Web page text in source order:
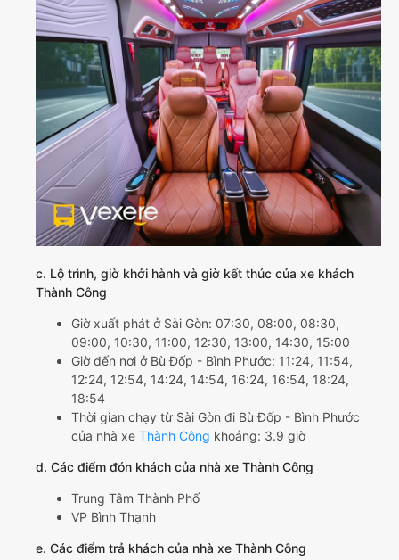
c. Lộ trình, giờ khởi hành và giờ kết thúc của xe khách
Thành Công
Giờ xuất phát ở Sài Gòn: 07:30, 08:00, 08:30,
09:00, 10:30, 11:00, 12:30, 13:00, 14:30, 15:00
Giờ đến nơi ở Bù Đốp - Bình Phước: 11:24, 11:54,
12:24, 12:54, 14:24, 14:54, 16:24, 16:54, 18:24,
18:54
Thời gian chạy từ Sài Gòn đi Bù Đốp - Bình Phước
của nhà xe Thành Công khoảng: 3.9 giờ
d. Các điểm đón khách của nhà xe Thành Công
Trung Tâm Thành Phố
VP Bình Thạnh
e. Các điểm trả khách của nhà xe Thành Công